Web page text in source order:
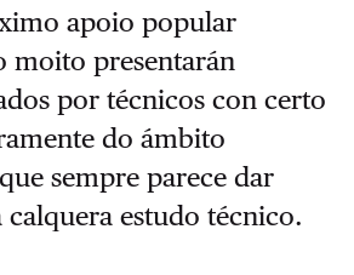
apoio popular
moito presentarán
por técnicos con certo
do ámbito
que sempre parece dar
calquera estudo técnico.